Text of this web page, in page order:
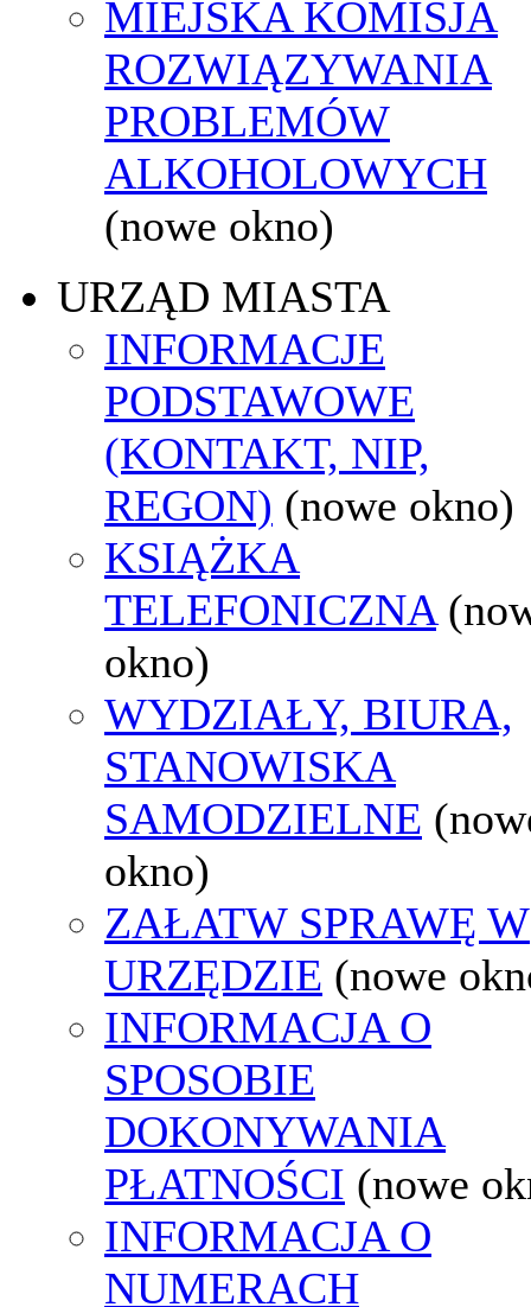
MIEJSKA KOMISJA
ROZWIĄZYWANIA
PROBLEMÓW
ALKOHOLOWYCH
(nowe okno)
URZĄD MIASTA
INFORMACJE
PODSTAWOWE
(KONTAKT, NIP,
REGON) (nowe okno)
KSIĄŻKA
TELEFONICZNA
okno)
WYDZIAŁY, BIURA,
STANOWISKA
SAMODZIELNE
okno)
ZAŁATW SPRAWĘ W
URZĘDZIE (nowe
INFORMACJA O
SPOSOBIE
DOKONYWANIA
PŁATNOŚCI (nowe
INFORMACJA O
NUMERACH